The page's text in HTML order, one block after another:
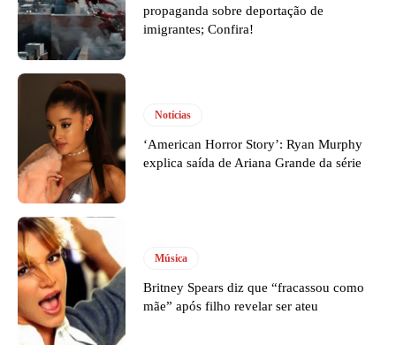
propaganda sobre deportação de
imigrantes; Confira!
Notícias
‘American Horror Story’: Ryan Murphy
explica saída de Ariana Grande da série
Música
Britney Spears diz que “fracassou como
mãe” após filho revelar ser ateu